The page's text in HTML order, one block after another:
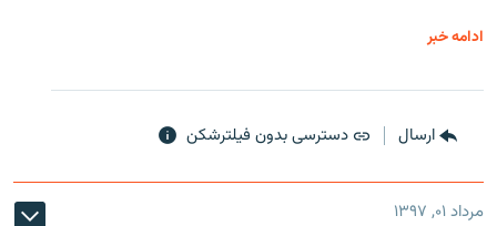
ادامه خبر
ارسال دسترسی بدون فیلترشکن
مرداد ۰۱, ۱۳۹۷